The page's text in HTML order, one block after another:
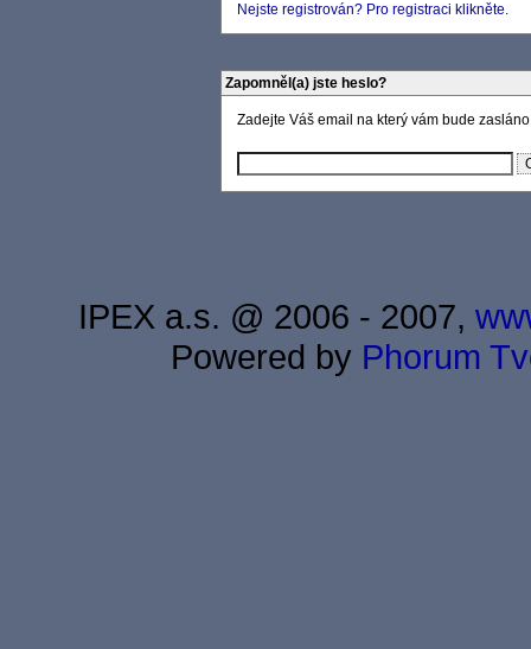
Nejste registrován? Pro registraci klikněte.
Zapomněl(a) jste heslo?
Zadejte Váš email na který vám bude
IPEX a.s. @ 2006 - 2007,
Powered by Phorum